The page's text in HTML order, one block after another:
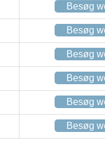
Besøg
Besøg
Besøg
Besøg
Besøg
Besøg